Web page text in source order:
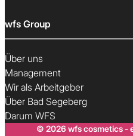
wfs Group
Über uns
Management
Wir als Arbeitgeber
Über Bad Segeberg
Darum WFS
© 2026 wfs cosmetics -